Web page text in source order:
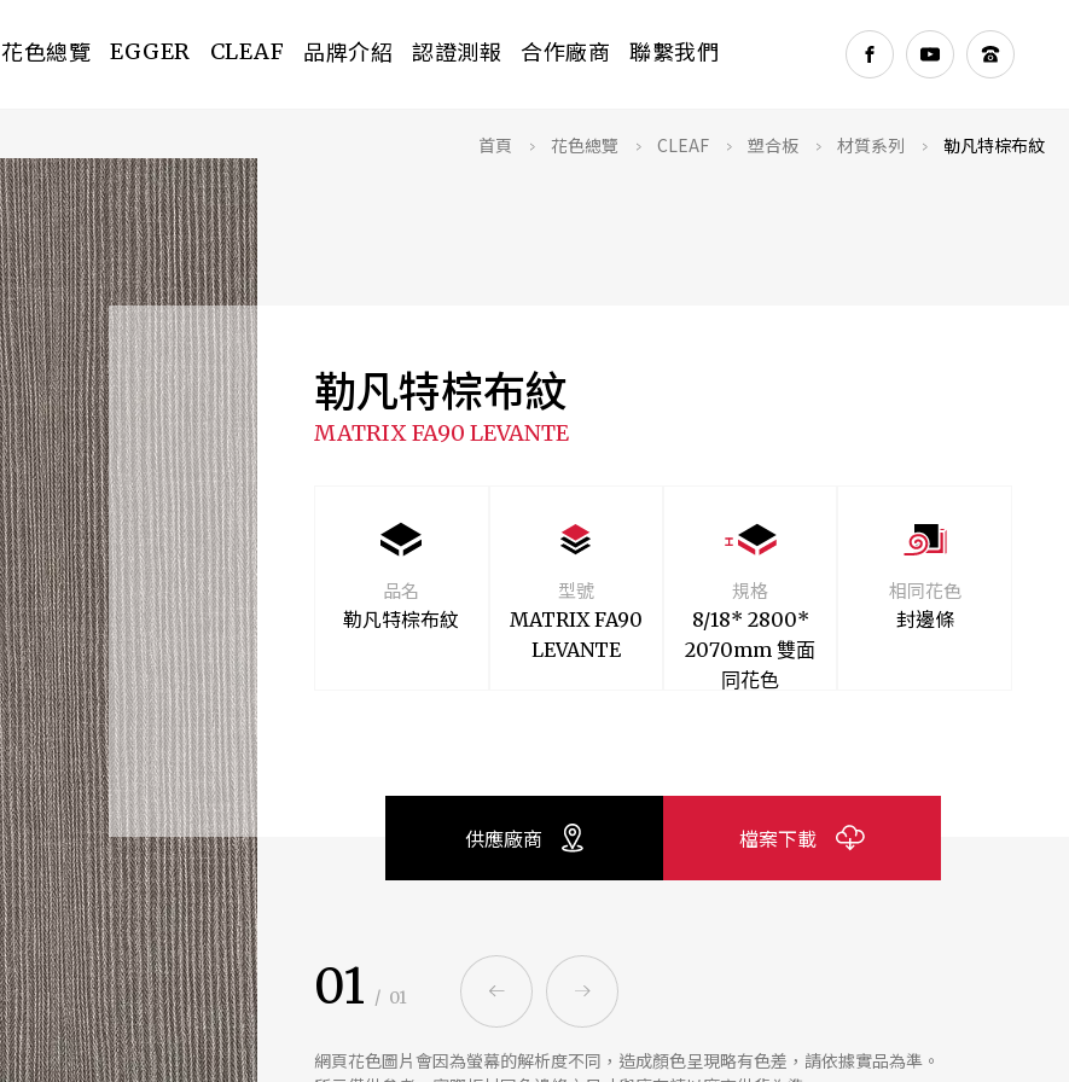
花色總覽 EGGER CLEAF 品牌介紹
PREV
認證測報 合作廠商 聯繫我們
首頁 > 花色總覽 > CLEAF > 塑合板 > 材質系列 > 勒凡特棕布紋
勒凡特棕布紋
MATRIX FA90 LEVANTE
品名
勒凡特棕布紋
型號
MATRIX FA90
LEVANTE
規格
8/18* 2800*
2070mm 雙面
同花色
相同花色
封邊條
供應廠商 檔案下載
01 / 01
網頁花色圖片會因為螢幕的解析度不同，造成顏色呈現略有色差，請依據實品為準。